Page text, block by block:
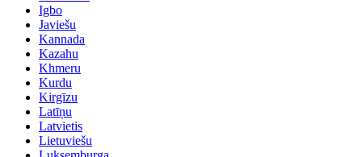
Igbo
Javiešu
Kannada
Kazahu
Khmeru
Kurdu
Kirgīzu
Latīņu
Latvietis
Lietuviešu